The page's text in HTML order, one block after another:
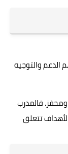
الدعم والتوجيه
فالمدرب
تتعلق